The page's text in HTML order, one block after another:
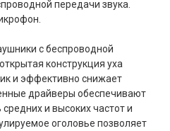
передачи звука.
с беспроводной
конструкция уха
и эффективно снижает
драйверы обеспечивают
и высоких частот и
оголовье позволяет